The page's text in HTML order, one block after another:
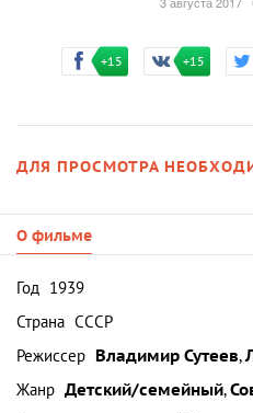
+15 +15
ДЛЯ ПРОСМОТРА
О фильме
Год 1939
Страна СССР
Режиссер Владимир Сутеев,
Жанр Детский/семейный,